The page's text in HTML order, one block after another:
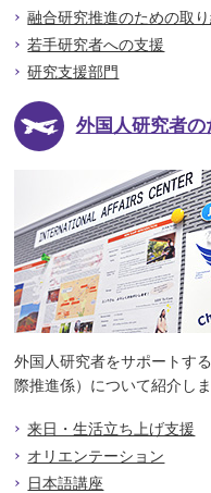
融合研究推進のための取
若手研究者への支援
研究支援部門
外国人研究者の
外国人研究者をサポートす
際推進係）について紹介しま
来日・生活立ち上げ支援
オリエンテーション
日本語講座